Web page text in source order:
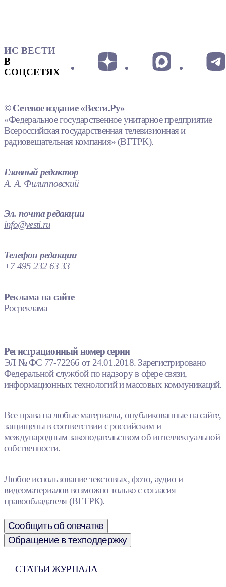
ИС ВЕСТИ
В
СОЦСЕТЯХ
© Сетевое издание «Вести.Ру»
«Федеральное государственное унитарное предприятие
Всероссийская государственная телевизионная и
радиовещательная компания» (ВГТРК).
Главный редактор
А. А. Филипповский
Эл. почта редакции
info@vesti.ru
Телефон редакции
+7 495 232 63 33
Реклама на сайте
Росреклама
Регистрационный номер серии
ЭЛ № ФС 77-72266 от 24.01.2018. Зарегистрировано
Федеральной службой по надзору в сфере связи,
информационных технологий и массовых коммуникаций.
Все права на любые материалы, опубликованные на сайте,
защищены в соответствии с российским и
международным законодательством об интеллектуальной
собственности.
Любое использование текстовых, фото, аудио и
видеоматериалов возможно только с согласия
правообладателя (ВГТРК).
Сообщить об опечатке
Обращение в техподдержку
СТАТЬИ ЖУРНАЛА